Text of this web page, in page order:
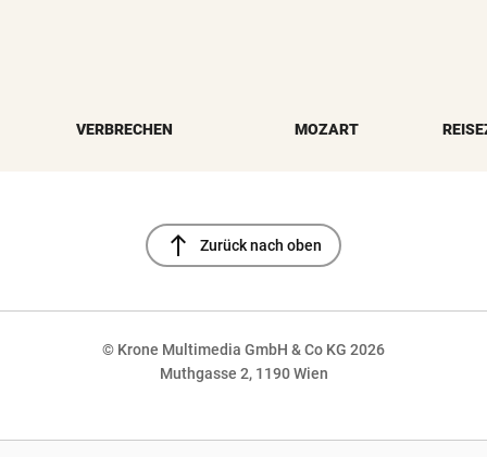
VERBRECHEN MOZART
north Zurück nach oben
© Krone Multimedia GmbH & Co KG 2026
Muthgasse 2, 1190 Wien
NaN%